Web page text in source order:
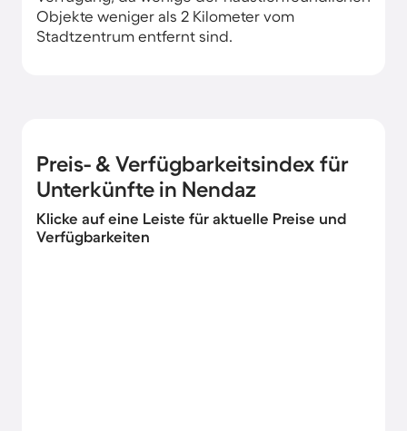
Objekte weniger als 2 Kilometer vom
Stadtzentrum entfernt sind.
Preis- & Verfügbarkeitsindex für
Unterkünfte in Nendaz
Klicke auf eine Leiste für aktuelle Preise und
Verfügbarkeiten